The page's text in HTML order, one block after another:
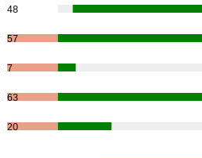
48
57
7
63
20